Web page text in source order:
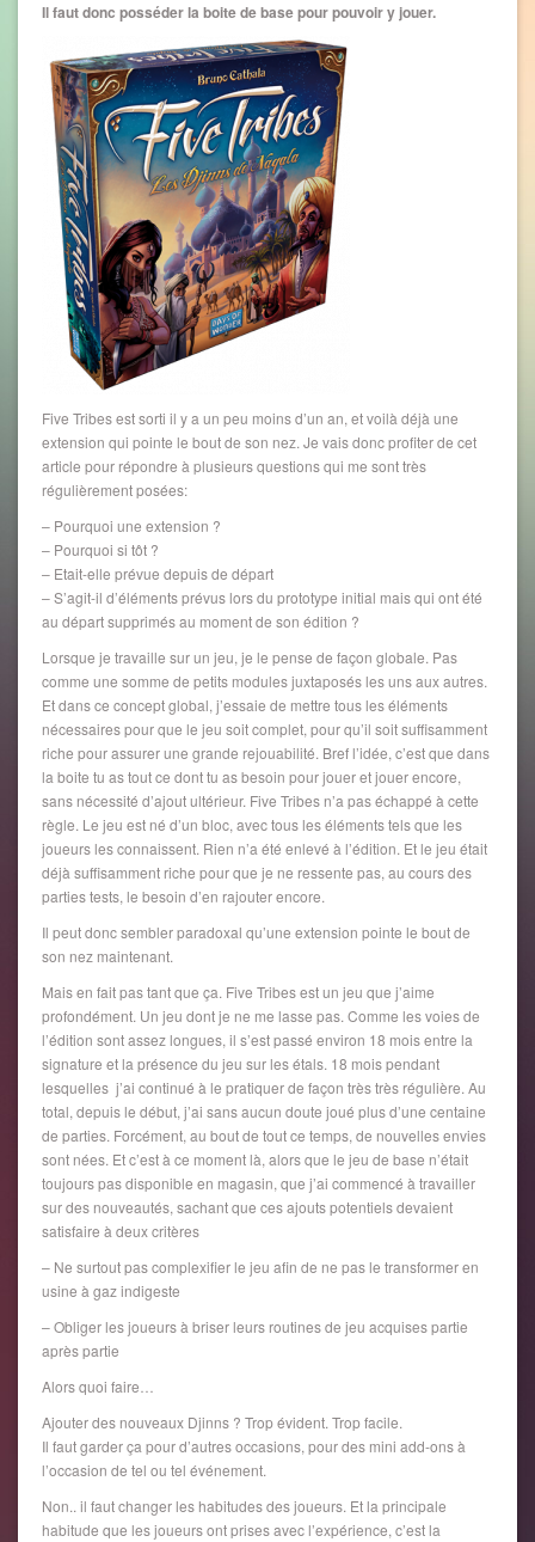
Il faut donc posséder la boite de base pour pouvoir y jouer.
Five Tribes est sorti il y a un peu moins d’un an, et voilà déjà une
extension qui pointe le bout de son nez. Je vais donc profiter de cet
article pour répondre à plusieurs questions qui me sont très
régulièrement posées:
– Pourquoi une extension ?
– Pourquoi si tôt ?
– Etait-elle prévue depuis de départ
– S’agit-il d’éléments prévus lors du prototype initial mais qui ont été
au départ supprimés au moment de son édition ?
Lorsque je travaille sur un jeu, je le pense de façon globale. Pas
comme une somme de petits modules juxtaposés les uns aux autres.
Et dans ce concept global, j’essaie de mettre tous les éléments
nécessaires pour que le jeu soit complet, pour qu’il soit suffisamment
riche pour assurer une grande rejouabilité. Bref l’idée, c’est que dans
la boite tu as tout ce dont tu as besoin pour jouer et jouer encore,
sans nécessité d’ajout ultérieur. Five Tribes n’a pas échappé à cette
règle. Le jeu est né d’un bloc, avec tous les éléments tels que les
joueurs les connaissent. Rien n’a été enlevé à l’édition. Et le jeu était
déjà suffisamment riche pour que je ne ressente pas, au cours des
parties tests, le besoin d’en rajouter encore.
Il peut donc sembler paradoxal qu’une extension pointe le bout de
son nez maintenant.
Mais en fait pas tant que ça. Five Tribes est un jeu que j’aime
profondément. Un jeu dont je ne me lasse pas. Comme les voies de
l’édition sont assez longues, il s’est passé environ 18 mois entre la
signature et la présence du jeu sur les étals. 18 mois pendant
lesquelles j’ai continué à le pratiquer de façon très très régulière. Au
total, depuis le début, j’ai sans aucun doute joué plus d’une centaine
de parties. Forcément, au bout de tout ce temps, de nouvelles envies
sont nées. Et c’est à ce moment là, alors que le jeu de base n’était
toujours pas disponible en magasin, que j’ai commencé à travailler
sur des nouveautés, sachant que ces ajouts potentiels devaient
satisfaire à deux critères
– Ne surtout pas complexifier le jeu afin de ne pas le transformer en
usine à gaz indigeste
– Obliger les joueurs à briser leurs routines de jeu acquises partie
après partie
Alors quoi faire…
Ajouter des nouveaux Djinns ? Trop évident. Trop facile.
Il faut garder ça pour d’autres occasions, pour des mini add-ons à
l’occasion de tel ou tel événement.
Non.. il faut changer les habitudes des joueurs. Et la principale
habitude que les joueurs ont prises avec l’expérience, c’est la